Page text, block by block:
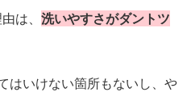
は、 洗いやすさがダントツ
はいけない箇所もないし、や